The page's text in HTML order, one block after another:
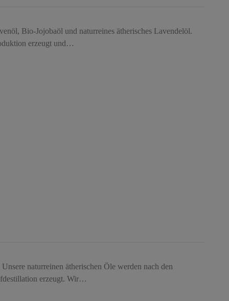
Bio-Jojobaöl und naturreines ätherisches Lavendelöl.
erzeugt und…
naturreinen ätherischen Öle werden nach den
erzeugt. Wir…